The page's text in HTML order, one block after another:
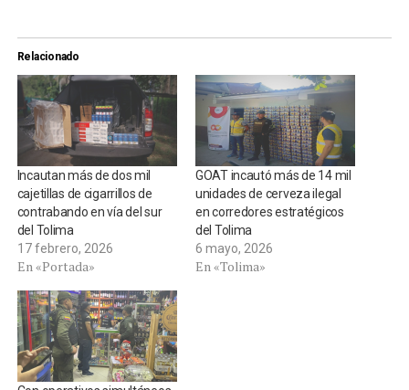
Relacionado
Incautan más de dos mil
cajetillas de cigarrillos de
contrabando en vía del sur
del Tolima
17 febrero, 2026
En «Portada»
GOAT incautó más de 14 mil
unidades de cerveza ilegal
en corredores estratégicos
del Tolima
6 mayo, 2026
En «Tolima»